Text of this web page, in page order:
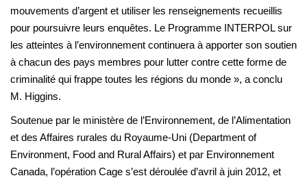
mouvements d’argent et utiliser les renseignements recueillis
pour poursuivre leurs enquêtes. Le Programme INTERPOL sur
les atteintes à l’environnement continuera à apporter son soutien
à chacun des pays membres pour lutter contre cette forme de
criminalité qui frappe toutes les régions du monde », a conclu
M. Higgins.
Soutenue par le ministère de l’Environnement, de l’Alimentation
et des Affaires rurales du Royaume-Uni (Department of
Environment, Food and Rural Affairs) et par Environnement
Canada, l’opération Cage s’est déroulée d’avril à juin 2012, et